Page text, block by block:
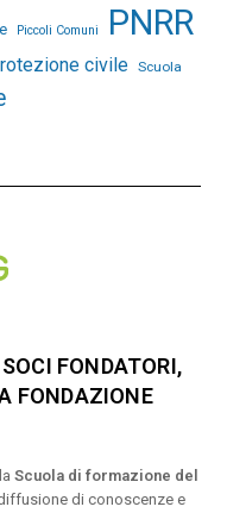
Piccoli Comuni PNRR
civile Scuola
FONDATORI,
FONDAZIONE
Scuola di formazione del
di conoscenze e